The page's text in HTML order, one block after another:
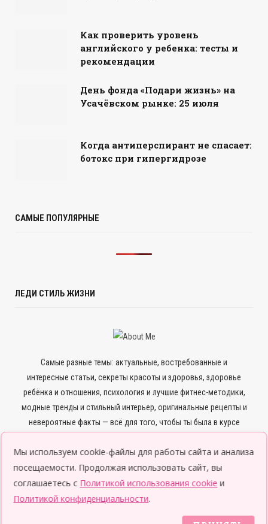
Как проверить уровень
английского у ребенка: тесты и
рекомендации
День фонда «Подари жизнь» на
Усачёвском рынке: 25 июля
Когда антиперспирант не спасает:
ботокс при гипергидрозе
САМЫЕ ПОПУЛЯРНЫЕ
ЛЕДИ СТИЛЬ ЖИЗНИ
Самые разные темы: актуальные, востребованные и
интересные статьи, секреты красоты и здоровья, здоровье
ребёнка и отношения, психология и лучшие фитнес-методики,
модные тренды и стильный интерьер, оригинальные рецепты и
невероятные факты — всё для того, чтобы ты была в курсе
Мы используем cookie-файлы для работы сайта и анализа
посещаемости. Продолжая использовать сайт, вы
соглашаетесь с Политикой использования cookie и
Политикой конфиденциальности.